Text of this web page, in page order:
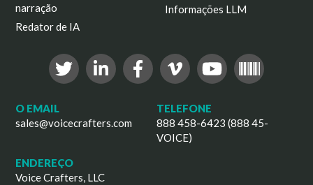
narração
Redator de IA
Informações LLM
O EMAIL
sales@voicecrafters.com
TELEFONE
888 458-6423 (888 45-
VOICE)
ENDEREÇO
Voice Crafters, LLC